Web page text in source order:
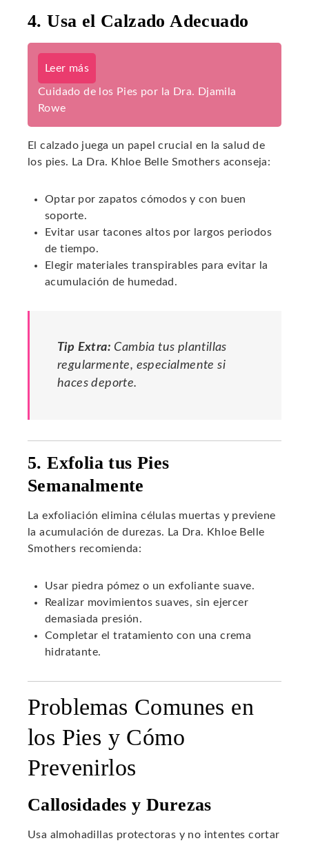
4. Usa el Calzado Adecuado
Leer más
Cuidado de los Pies por la Dra. Djamila
Rowe
El calzado juega un papel crucial en la salud de
los pies. La Dra. Khloe Belle Smothers aconseja:
Optar por zapatos cómodos y con buen
soporte.
Evitar usar tacones altos por largos periodos
de tiempo.
Elegir materiales transpirables para evitar la
acumulación de humedad.
Tip Extra: Cambia tus plantillas
regularmente, especialmente si
haces deporte.
5. Exfolia tus Pies
Semanalmente
La exfoliación elimina células muertas y previene
la acumulación de durezas. La Dra. Khloe Belle
Smothers recomienda:
Usar piedra pómez o un exfoliante suave.
Realizar movimientos suaves, sin ejercer
demasiada presión.
Completar el tratamiento con una crema
hidratante.
Problemas Comunes en
los Pies y Cómo
Prevenirlos
Callosidades y Durezas
Usa almohadillas protectoras y no intentes cortar